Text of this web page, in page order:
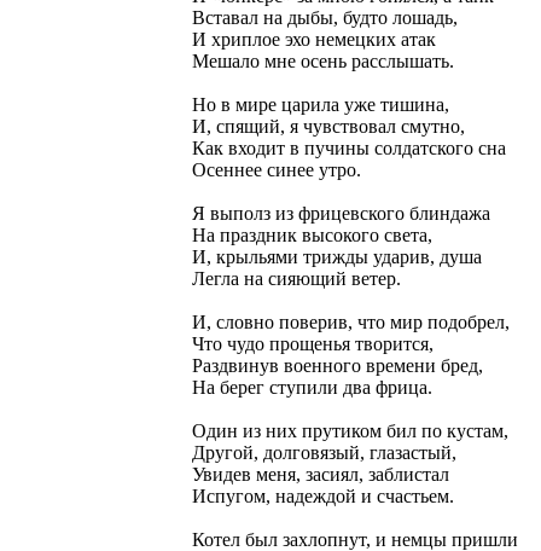
Вставал на дыбы, будто лошадь,
И хриплое эхо немецких атак
Мешало мне осень расслышать.
Но в мире царила уже тишина,
И, спящий, я чувствовал смутно,
Как входит в пучины солдатского сна
Осеннее синее утро.
Я выполз из фрицевского блиндажа
На праздник высокого света,
И, крыльями трижды ударив, душа
Легла на сияющий ветер.
И, словно поверив, что мир подобрел,
Что чудо прощенья творится,
Раздвинув военного времени бред,
На берег ступили два фрица.
Один из них прутиком бил по кустам,
Другой, долговязый, глазастый,
Увидев меня, засиял, заблистал
Испугом, надеждой и счастьем.
Котел был захлопнут, и немцы пришли